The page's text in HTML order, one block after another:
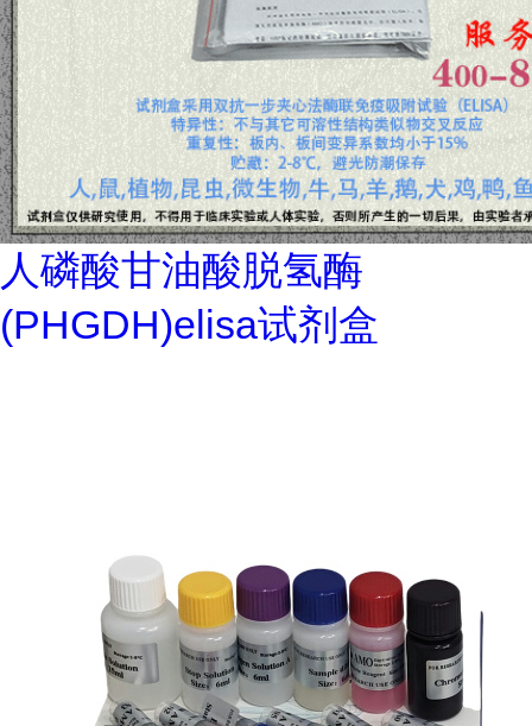
人磷酸甘油酸脱氢酶
(PHGDH)elisa试剂盒